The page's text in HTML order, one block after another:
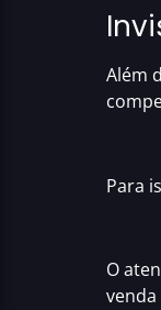
Além
Para
O